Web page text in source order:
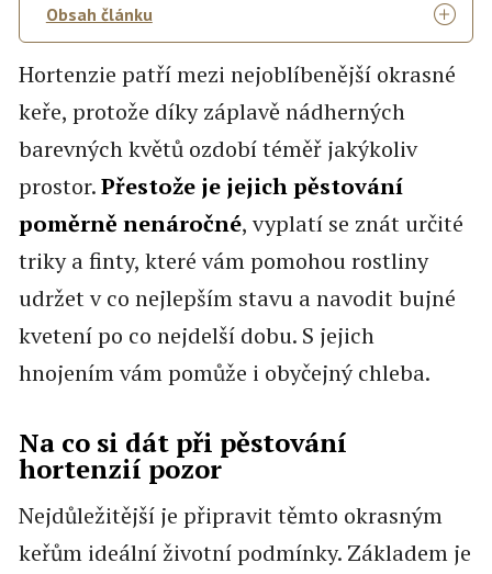
Obsah článku
Hortenzie patří mezi nejoblíbenější okrasné
keře, protože díky záplavě nádherných
barevných květů ozdobí téměř jakýkoliv
prostor.Přestože je jejich pěstování
poměrně nenáročné, vyplatí se znát určité
triky a finty, které vám pomohou rostliny
udržet v co nejlepším stavu a navodit bujné
kvetení po co nejdelší dobu. S jejich
hnojením vám pomůže i obyčejný chleba.
Na co si dát při pěstování
hortenzií pozor
Nejdůležitější je připravit těmto okrasným
keřům ideální životní podmínky. Základem je